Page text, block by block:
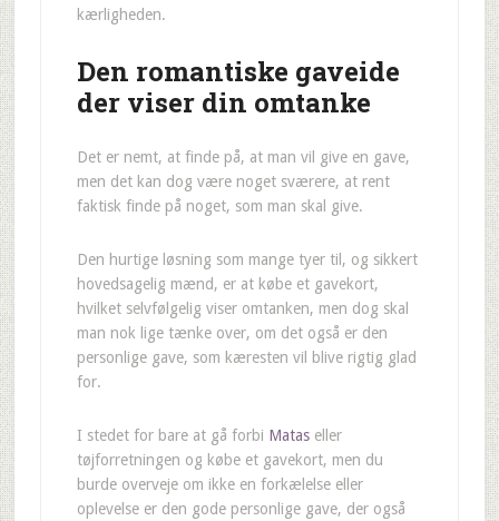
kærligheden.
Den romantiske gaveide
der viser din omtanke
Det er nemt, at finde på, at man vil give en gave,
men det kan dog være noget sværere, at rent
faktisk finde på noget, som man skal give.
Den hurtige løsning som mange tyer til, og sikkert
hovedsagelig mænd, er at købe et gavekort,
hvilket selvfølgelig viser omtanken, men dog skal
man nok lige tænke over, om det også er den
personlige gave, som kæresten vil blive rigtig glad
for.
I stedet for bare at gå forbi Mataseller
tøjforretningen og købe et gavekort, men du
burde overveje om ikke en forkælelse eller
oplevelse er den gode personlige gave, der også